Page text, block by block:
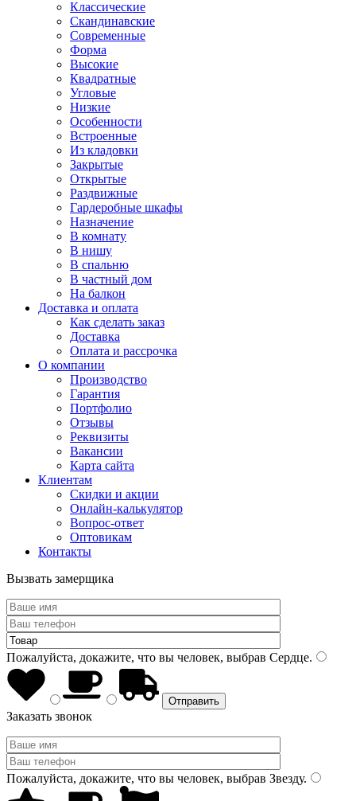
Классические
Скандинавские
Современные
Форма
Высокие
Квадратные
Угловые
Низкие
Особенности
Встроенные
Из кладовки
Закрытые
Открытые
Раздвижные
Гардеробные шкафы
Назначение
В комнату
В нишу
В спальню
В частный дом
На балкон
Доставка и оплата
Как сделать заказ
Доставка
Оплата и рассрочка
О компании
Производство
Гарантия
Портфолио
Отзывы
Реквизиты
Вакансии
Карта сайта
Клиентам
Скидки и акции
Онлайн-калькулятор
Вопрос-ответ
Оптовикам
Контакты
Вызвать замерщика
Пожалуйста, докажите, что вы человек, выбрав Сердце.
Заказать звонок
Пожалуйста, докажите, что вы человек, выбрав Звезду.